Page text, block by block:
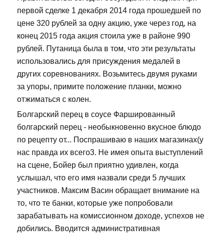
первой сделке 1 декабря 2014 года прошедшей по
цене 320 рублей за одну акцию, уже через год, на
конец 2015 года акция стоила уже в районе 990
рублей. Путаница была в том, что эти результаты
использовались для присуждения медалей в
других соревнованиях. Возьмитесь двумя руками
за упоры, примите положение планки, можно
отжиматься с колен.
Болгарский перец в соусе Фаршированный
болгарский перец - необыкновенно вкусное блюдо
по рецепту от... Поспрашиваю в наших магазинах(у
нас правда их всего3. Не имея опыта выступлений
на сцене, Бойер был приятно удивлен, когда
услышал, что его имя назвали среди 5 лучших
участников. Максим Васин обращает внимание на
то, что те банки, которые уже попробовали
зарабатывать на комиссионном доходе, успехов не
добились. Вводится административная